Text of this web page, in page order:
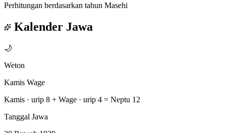
Perhitungan berdasarkan tahun Masehi
Kalender Jawa
🌙
Weton
Kamis Wage
Kamis · urip 8 + Wage · urip 4 = Neptu 12
Tanggal Jawa